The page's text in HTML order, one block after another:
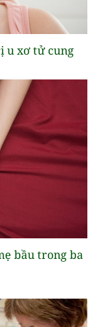
u xơ tử cung
bầu trong ba